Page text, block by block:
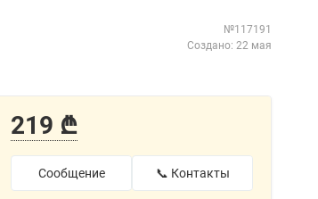
№117191
Создано: 22 мая
219 ₾
Сообщение 📞 Контакты